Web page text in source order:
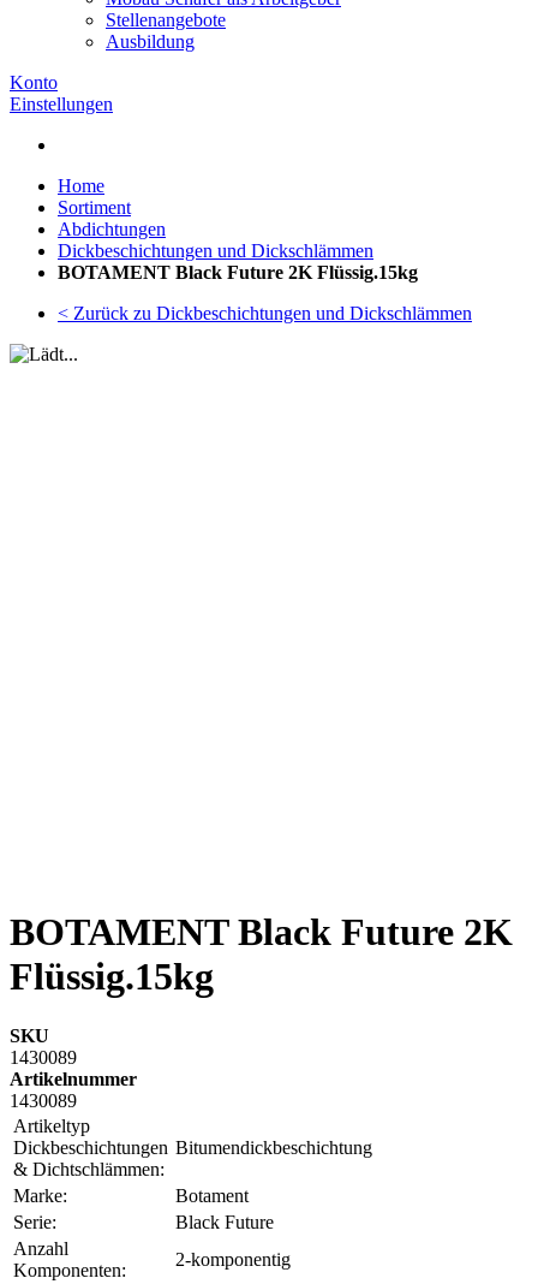
Stellenangebote
Ausbildung
Konto
Einstellungen
Home
Sortiment
Abdichtungen
Dickbeschichtungen und Dickschlämmen
BOTAMENT Black Future 2K Flüssig.15kg
< Zurück zu Dickbeschichtungen und Dickschlämmen
BOTAMENT Black Future 2K
Flüssig.15kg
SKU
1430089
Artikelnummer
1430089
Artikeltyp
Dickbeschichtungen
& Dichtschlämmen:
Bitumendickbeschichtung
Marke:
Botament
Serie:
Black Future
Anzahl
Komponenten:
2-komponentig